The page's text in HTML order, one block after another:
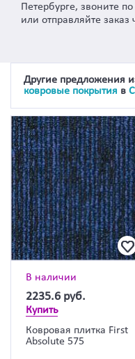
Петербурге, звоните
или отправляйте заказ
Другие предложения
ковровые покрытия в
В наличии
2235.6 руб.
Купить
Ковровая плитка First
Absolute 575